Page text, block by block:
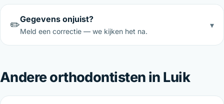
✏️Gegevens onjuist?
Meld een correctie — we kijken het na.
▾
Andere orthodontisten in Luik